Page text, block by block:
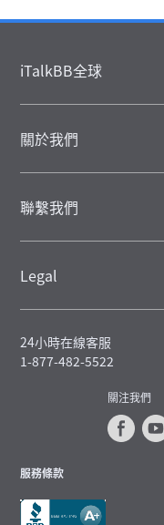
iTalkBB全球
關於我們
聯繫我們
Legal
24小時在線客服
1-877-482-5522
關注我們
服務條款